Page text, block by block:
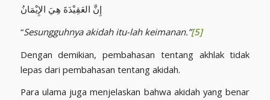
إِنَّ العَقِيْدَةَ هِيَ الإِيْمَانُ
“Sesungguhnya akidah itu-lah keimanan.”[5]
Dengan demikian, pembahasan tentang akhlak tidak
lepas dari pembahasan tentang akidah.
Para ulama juga menjelaskan bahwa akidah yang benar